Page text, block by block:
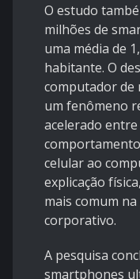
O estudo
milhões de
uma média de
habitante. O
computador de
um fenômeno
acelerado
celular ao
explicação
mais comum
corporativo.
A pesquisa
smartphones